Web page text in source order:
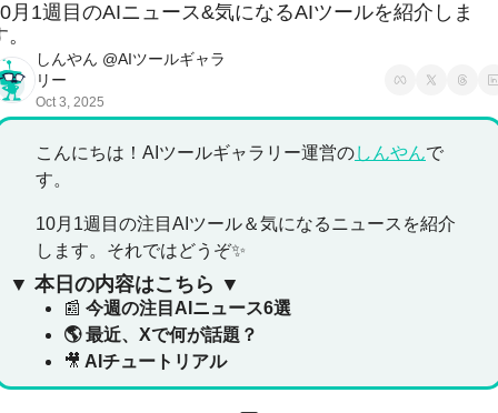
月1週目のAIニュース&気になるAIツールを紹介しま
しんやん @AIツールギャラ
リー
Oct 3, 2025
こんにちは！AIツールギャラリー運営のしんやんで
す。
10月1週目の注目AIツール＆気になるニュースを紹介
します。それではどうぞ✨
▼ 本日の内容はこちら ▼
📰 今週の注目AIニュース6選
🌎 最近、Xで何が話題 ？
🎥 AIチュートリアル